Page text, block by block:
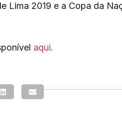
Lima 2019 e a Copa da
aqui.